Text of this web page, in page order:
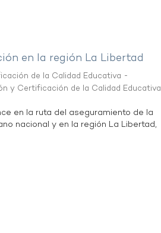
en la región La Libertad
de la Calidad Educativa -
y Certificación de la Calidad Educativa
en la ruta del aseguramiento de la
nacional y en la región La Libertad,